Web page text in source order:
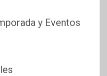
y Eventos